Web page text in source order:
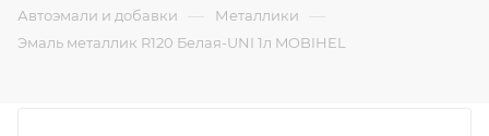
Автоэмали и добавки — Металлики —
Эмаль металлик R120 Белая-UNI 1л MOBIHEL